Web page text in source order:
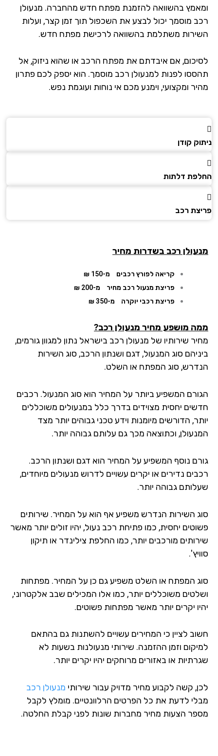
בהשוואה להזמנת מפתח חדש מהחברה. מנעולן
מוסמך יכול לבצע את השכפול תוך זמן קצר, ועלות
משתלמת בהשוואה לרכישת מפתח חדש.
אם איבדתם את מפתח הרכב או שהוא ניזוק, אל
לפנות למנעולן רכב מוסמך. הוא יספק לכם פתרון
ומקצועי, וימנע מכם אי נוחות ועוגמת נפש.
קודן
דלתות
רכב
רכב בשדרות מחיר
קריאה לפורץ רכבים
מ-150 ₪
פריצת מנעול רכב מחיר
מ-200 ₪
פריצת רכבי יוקרה
מ-350 ₪
מושפע מחיר מנעולן רכב?
שירותיו של מנעולן רכב בישראל נתון למגוון גורמים,
סוג המנעול, דגם ושנתון הרכב, סוג השירות
סוג המפתח או השלט.
המשפיע ביותר על המחיר הוא סוג המנעול. רכבים
יחסית מצוידים בדרך כלל במנעולים משוכללים
הדורשים מיומנות וידע טכני גבוהים יותר מצד
וכתוצאה מכך גם עלותם גבוהה יותר.
נוסף המשפיע על המחיר הוא דגם ושנתון הרכב.
נדירים או יקרים עשויים לדרוש מנעולים מיוחדים,
גבוהה יותר.
השירות הנדרש משפיע אף הוא על המחיר. שירותים
יחסית, כמו פתיחת רכב נעול, יהיו זולים יותר מאשר
מורכבים יותר, כמו החלפת צילינדר או תיקון
המפתח או השלט משפיע גם כן על המחיר. מפתחות
משוכללים יותר, כמו אלו המכילים שבב אלקטרוני,
יקרים יותר מאשר מפתחות פשוטים.
לציין כי המחירים עשויים להשתנות גם בהתאם
וזמן ההזמנה. שירותי מנעולנות בשעות לא
או באזורים מרוחקים יהיו יקרים יותר.
קשה לקבוע מחיר מדויק עבור שירותימנעולן רכב
לדעת את כל הפרטים הרלוונטיים. מומלץ לקבל
הצעות מחיר מחברות שונות לפני קבלת החלטה.